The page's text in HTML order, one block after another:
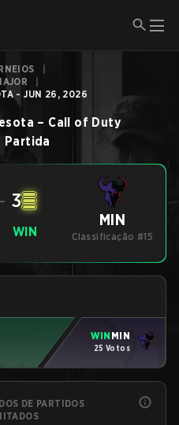
- JUN 26, 2026
– Call of Duty
Partida
- 3
WIN
MIN
Classificação #15
WIN MIN
25 Votos
DE PARTIDOS